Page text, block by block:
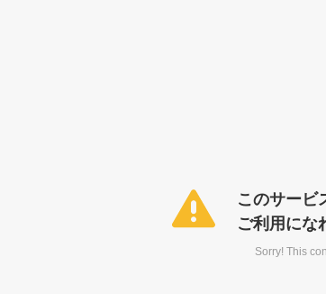
このサービ
ご利用にな
Sorry! This